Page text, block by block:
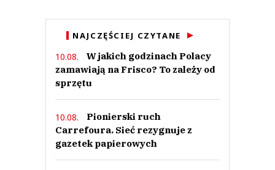
NAJCZĘŚCIEJ CZYTANE
10.08.
W jakich godzinach Polacy
zamawiają na Frisco? To zależy od
sprzętu
10.08.
Pionierski ruch
Carrefoura. Sieć rezygnuje z
gazetek papierowych